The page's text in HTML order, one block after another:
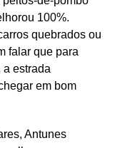
100%.
quebrados ou
falar que para
estrada
em bom
Antunes